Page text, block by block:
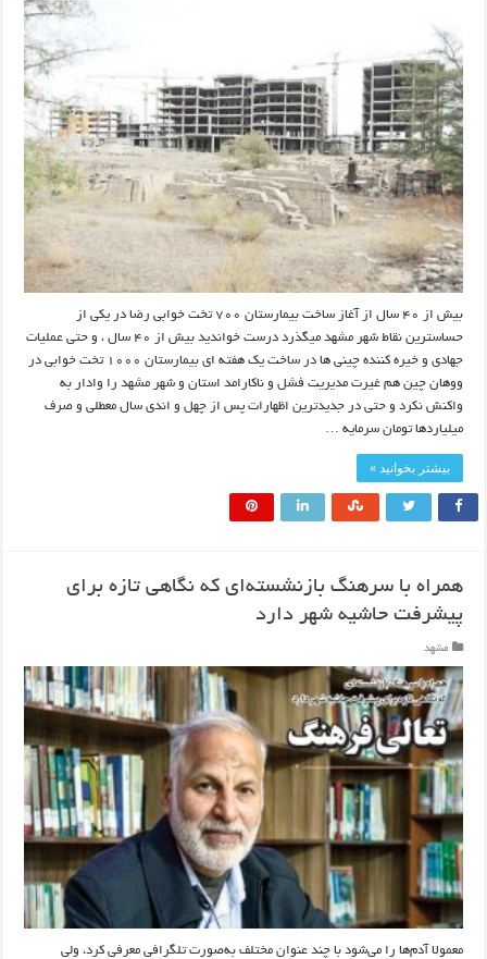
بیش از ۴۰ سال از آغاز ساخت بیمارستان ۷۰۰ تخت خوابی رضا در یکی از
حساسترین نقاط شهر مشهد میگذرد درست خواندید بیش از ۴۰ سال ، و حتی عملیات
جهادی و خیره کننده چینی ها در ساخت یک هفته ای بیمارستان ۱۰۰۰ تخت خوابی در
ووهان چین هم غیرت مدیریت فشل و ناکارامد استان و شهر مشهد را وادار به
واکنش نکرد و حتی در جدیدترین اظهارات پس از چهل و اندی سال معطلی و صرف
میلیاردها تومان سرمایه …
بیشتر بخوانید »
همراه با سرهنگ بازنشسته‌ای که نگاهی تازه برای
پیشرفت حاشیه شهر دارد
مشهد
معمولا آدم‌ها را می‌شود با چند عنوان مختلف به‌صورت تلگرافی معرفی کرد، ولی